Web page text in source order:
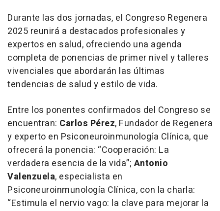
Durante las dos jornadas, el Congreso Regenera
2025 reunirá a destacados profesionales y
expertos en salud, ofreciendo una agenda
completa de ponencias de primer nivel y talleres
vivenciales que abordarán las últimas
tendencias de salud y estilo de vida.
Entre los ponentes confirmados del Congreso se
encuentran: Carlos Pérez, Fundador de Regenera
y experto en Psiconeuroinmunología Clínica, que
ofrecerá la ponencia: “Cooperación: La
verdadera esencia de la vida”; Antonio
Valenzuela, especialista en
Psiconeuroinmunología Clínica, con la charla:
“Estimula el nervio vago: la clave para mejorar la